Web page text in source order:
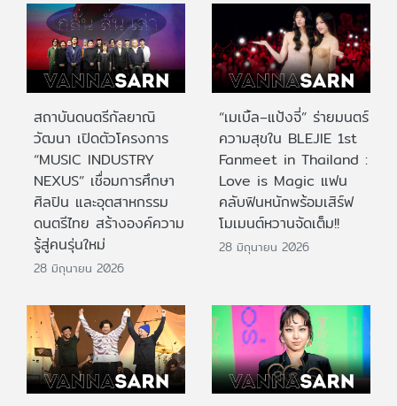
สถาบันดนตรีกัลยาณิ
วัฒนา เปิดตัวโครงการ
“MUSIC INDUSTRY
NEXUS” เชื่อมการศึกษา
ศิลปิน และอุตสาหกรรม
ดนตรีไทย สร้างองค์ความ
รู้สู่คนรุ่นใหม่
28 มิถุนายน 2026
“เมเบิ้ล–แป้งจี่” ร่ายมนตร์
ความสุขใน BLEJIE 1st
Fanmeet in Thailand :
Love is Magic แฟน
คลับฟินหนักพร้อมเสิร์ฟ
โมเมนต์หวานจัดเต็ม!!
28 มิถุนายน 2026